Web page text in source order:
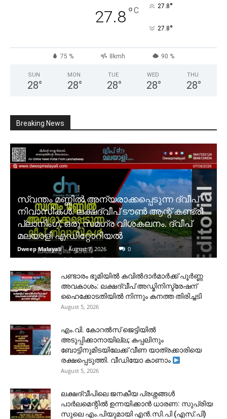
27.8°C 27.8°
27.8°
75 % 8kmh 90 %
SUN
28°
MON
28°
TUE
28°
WED
28°
THU
28°
Breaking News
സ്വന്തം മണ്ണിൽ അന്യരാക്കപ്പെടുന്ന ദ്വീപ്
നിവാസികൾ. ലക്ഷദ്വീപ് ടൗൺ ആന്റ് കണ്ട്രി
പ്ലാനിംഗ്; ഒരു സമഗ്ര വിശകലനം. ദ്വീപ്
മലയാളി എഡിറ്റോറിയൽ
Dweep Malayali - August 7, 2026 0
പണ്ടാരം ഭൂമിയിൽ കവിൽദാർമാർക്ക് പൂർണ്ണ
അവകാശം: ലക്ഷദ്വീപ് അഡ്മിനിസ്ട്രേഷന്
ഹൈക്കോടതിയിൽ നിന്നും കനത്ത തിരിച്ചടി
August 5, 2026
​എം.വി. കോറൽസ് ജെട്ടിയിൽ
അടുപ്പിക്കാനായില്ല; കപ്പലിനും
ബോട്ടിനുമിടയിലേക്ക് വീണ യാത്രക്കാരിയെ
രക്ഷപ്പെടുത്തി. വീഡിയോ കാണാം
August 5, 2026
ലക്ഷദ്വീപിലെ ജനകീയ പ്രശ്നങ്ങൾ
പാർലമെന്റിൽ ഉന്നയിക്കാൻ ധാരണ: സുപ്രിയ
സുലെ എം.പിയുമായി എൻ.സി.പി (എസ്.പി)